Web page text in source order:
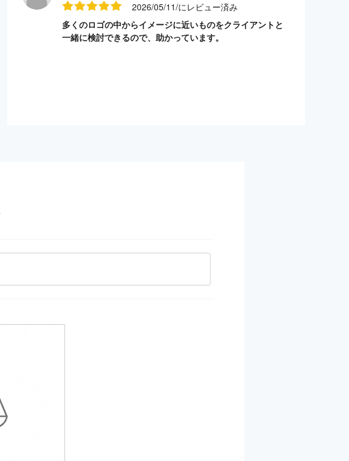
2026/05/11/にレビュー済み
多くのロゴの中からイメージに近いものをクライアントと
一緒に検討できるので、助かっています。